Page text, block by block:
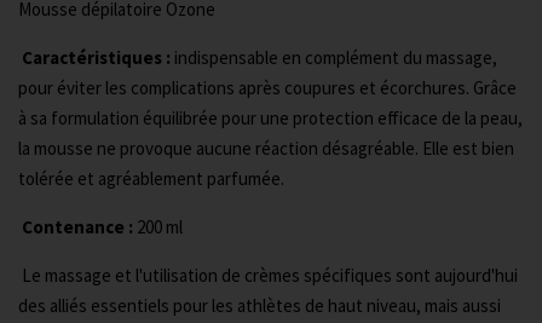
Mousse dépilatoire Ozone
Caractéristiques : indispensable en complément du massage,
pour éviter les complications après coupures et écorchures. Grâce
à sa formulation équilibrée pour une protection efficace de la peau,
la mousse ne provoque aucune réaction désagréable. Elle est bien
tolérée et agréablement parfumée.
Contenance : 200 ml
Le massage et l'utilisation de crèmes spécifiques sont aujourd'hui
des alliés essentiels pour les athlètes de haut niveau, mais aussi